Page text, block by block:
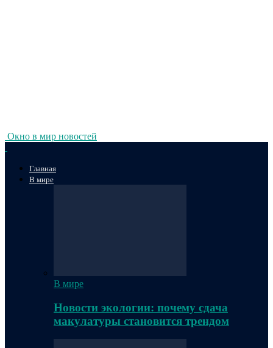
Окно в мир новостей
Главная
В мире
В мире
Новости экологии: почему сдача
макулатуры становится трендом